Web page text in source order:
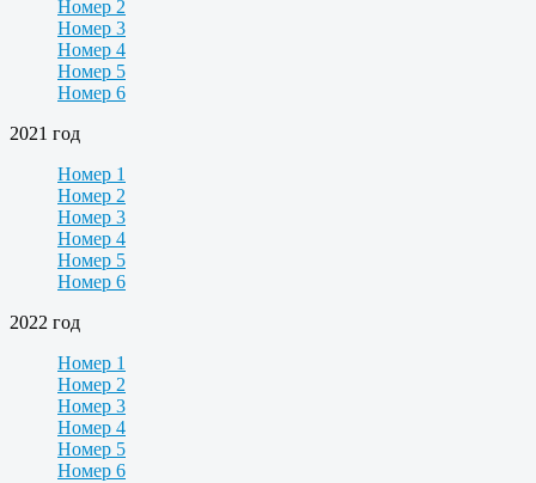
Номер 2
Номер 3
Номер 4
Номер 5
Номер 6
2021 год
Номер 1
Номер 2
Номер 3
Номер 4
Номер 5
Номер 6
2022 год
Номер 1
Номер 2
Номер 3
Номер 4
Номер 5
Номер 6